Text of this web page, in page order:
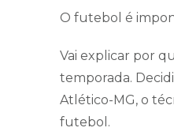
O futebol é
Vai explicar por
temporada.
Atlético-MG, o
futebol.